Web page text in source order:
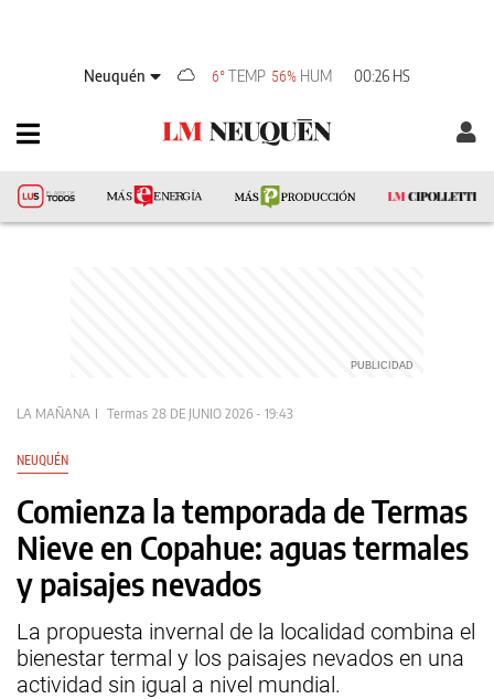
Neuquén 6°TEMP 56% HUM 00:26 HS
LA MAÑANA Termas 28 DE JUNIO 2026 - 19:43
NEUQUÉN
Comienza la temporada de Termas
Nieve en Copahue: aguas termales
y paisajes nevados
La propuesta invernal de la localidad combina el
bienestar termal y los paisajes nevados en una
actividad sin igual a nivel mundial.